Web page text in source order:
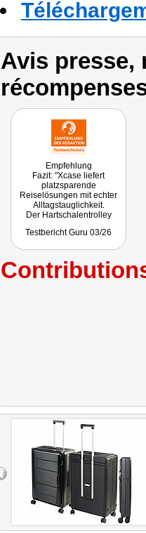
Avis presse,
Empfehlung
Fazit: "Xcase liefert
platzsparende
Reiselösungen mit echter
Alltagstauglichkeit.
Der Hartschalentrolley
Hardcase Koffer mit Schloss
Verstau-Logik, die man
nach der Reise wirklich zu
Testbericht Guru 03/26